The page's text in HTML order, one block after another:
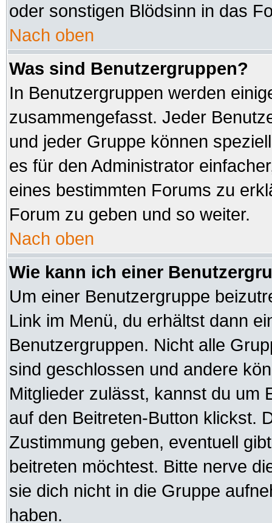
oder sonstigen Blödsinn in das
Nach oben
Was sind Benutzergruppen?
In Benutzergruppen werden
zusammengefasst. Jeder
und jeder Gruppe können
es für den Administrator
eines bestimmten Forums zu
Forum zu geben und so weiter.
Nach oben
Wie kann ich einer
Um einer Benutzergruppe
Link im Menü, du erhältst dann
Benutzergruppen. Nicht alle
sind geschlossen und andere
Mitglieder zulässt, kannst du um
auf den Beitreten-Button klickst.
Zustimmung geben, eventuell
beitreten möchtest. Bitte nerve
sie dich nicht in die Gruppe
haben.